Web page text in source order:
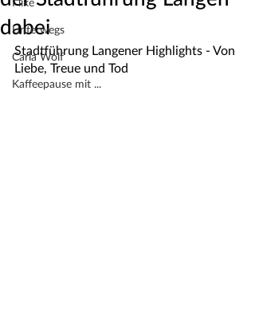
I like
Unterwegs
Carla Wolf
Kaffeepause mit ...
dabei
Stadtführung Langener Highlights - Von
Liebe, Treue und Tod